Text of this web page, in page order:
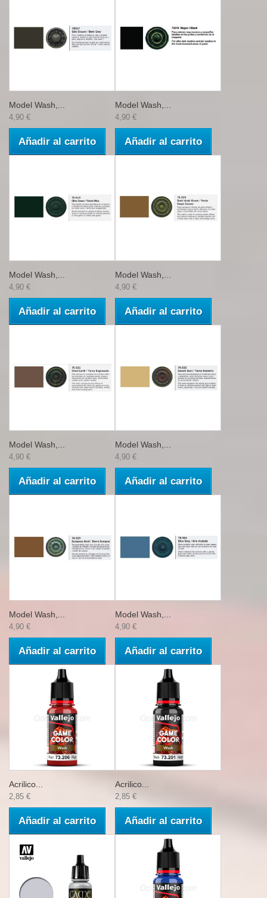
Model Wash,...
4,90 €
Añadir al carrito
Model Wash,...
4,90 €
Añadir al carrito
Model Wash,...
4,90 €
Añadir al carrito
Model Wash,...
4,90 €
Añadir al carrito
Model Wash,...
4,90 €
Añadir al carrito
Model Wash,...
4,90 €
Añadir al carrito
Model Wash,...
4,90 €
Añadir al carrito
Model Wash,...
4,90 €
Añadir al carrito
Acrilico...
2,85 €
Añadir al carrito
Acrilico...
2,85 €
Añadir al carrito